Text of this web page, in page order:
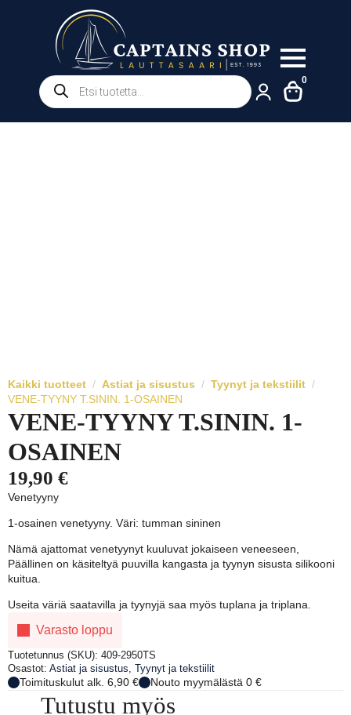
Products
search
0
Kaikki tuotteet Astiat ja sisustus
Tyynyt ja tekstiilit
VENE-TYYNY T.SININ. 1-OSAINEN
VENE-TYYNY T.SININ. 1-
OSAINEN
19,90 €
Venetyyny
1-osainen venetyyny. Väri: tumman sininen
Nämä ajattomat venetyynyt kuuluvat jokaiseen veneeseen,
Päällinen on käsiteltyä puuvilla kangasta ja tyynyn sisusta silikooni
kuitua.
Useita väriä saatavilla ja tyynyjä saa myös tuplana ja triplana.
Varasto loppu
Tuotetunnus (SKU): 409-2950TS
Osastot: Astiat ja sisustus, Tyynyt ja tekstiilit
Toimituskulut alk. 6,90 € Nouto myymälästä 0 €
Tutustu myös